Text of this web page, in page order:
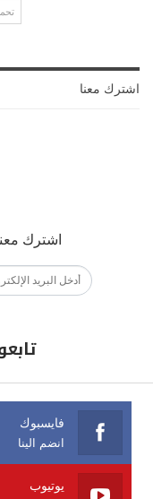
اشترك معنا
اشترك
فايسبوك
انضم الينا
يوتيوب